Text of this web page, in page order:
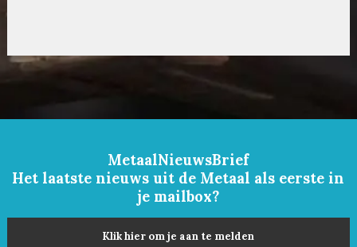
MetaalNieuwsBrief
Het laatste nieuws uit de Metaal als eerste in
je mailbox?
Klik hier om je aan te melden